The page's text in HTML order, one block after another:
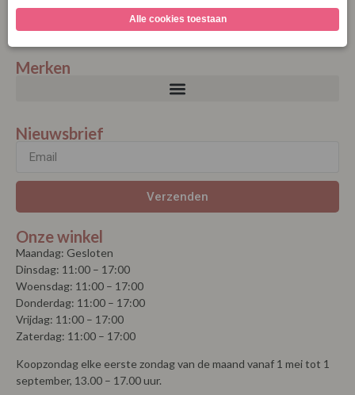
Blog
Merken
Nieuwsbrief
Verzenden
Onze winkel
Maandag: Gesloten
Dinsdag: 11:00 – 17:00
Woensdag: 11:00 – 17:00
Donderdag: 11:00 – 17:00
Vrijdag: 11:00 – 17:00
Zaterdag: 11:00 – 17:00
Koopzondag elke eerste zondag van de maand vanaf 1 mei tot 1
september, 13.00 – 17.00 uur.